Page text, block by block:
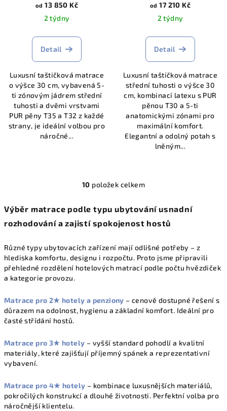
od 13 850 Kč
2 týdny
Detail
Luxusní taštičková matrace
o výšce 30 cm, vybavená 5-
ti zónovým jádrem střední
tuhosti a dvěmi vrstvami
PUR pěny T35 a T32 z každé
strany, je ideální volbou pro
náročné...
od 17 210 Kč
2 týdny
Detail
Luxusní taštičková matrace
střední tuhosti o výšce 30
cm, kombinací latexu s PUR
pěnou T30 a 5-ti
anatomickými zónami pro
maximální komfort.
Elegantní a odolný potah s
lněným...
O
l
á
a
c
í
v
v
ý
s
u
10 položek celkem
Výběr matrace podle typu ubytování usnadní
rozhodování a zajistí spokojenost hostů
Různé typy ubytovacích zařízení mají odlišné potřeby – z
hlediska komfortu, designu i rozpočtu. Proto jsme připravili
přehledné rozdělení hotelových matrací podle počtu hvězdiček
a kategorie provozu.
Matrace pro 2★ hotely a penziony – cenově dostupné řešení s
důrazem na odolnost, hygienu a základní komfort. Ideální pro
časté střídání hostů.
Matrace pro 3★ hotely – vyšší standard pohodlí a kvalitní
materiály, které zajišťují příjemný spánek a reprezentativní
vybavení.
Matrace pro 4★ hotely – kombinace luxusnějších materiálů,
pokročilých konstrukcí a dlouhé životnosti. Perfektní volba pro
náročnější klientelu.